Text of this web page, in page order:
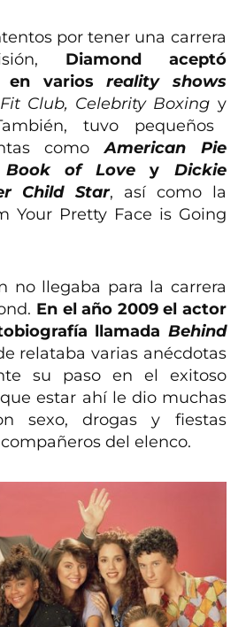
por tener una carrera
Diamond aceptó
en variosreality shows
Club, Celebrity Boxing y
tuvo pequeños
como
American Pie
Book of Love y Dickie
Child Star, así como la
Your Pretty Face is Going
no llegaba para la carrera
En el año 2009 el actor
llamada Behind
relataba varias anécdotas
su paso en el exitoso
estar ahí le dio muchas
sexo, drogas y fiestas
del elenco.